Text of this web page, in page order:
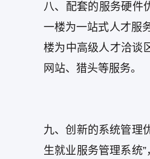
八、配套的服务硬件
一楼为一站式人才服
楼为中高级人才洽谈
网站、猎头等服务。
九、创新的系统管理
生就业服务管理系统